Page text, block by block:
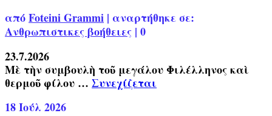
απόFoteini Grammi | αναρτήθηκε σε:
Ανθρωπιστικες βοήθειες | 0
23.7.2026
Μὲ τὴν συμβουλὴ τοῦ μεγάλου Φιλέλληνος καὶ
θερμοῦ φίλου … Συνεχίζεται
18Ιούλ 2026